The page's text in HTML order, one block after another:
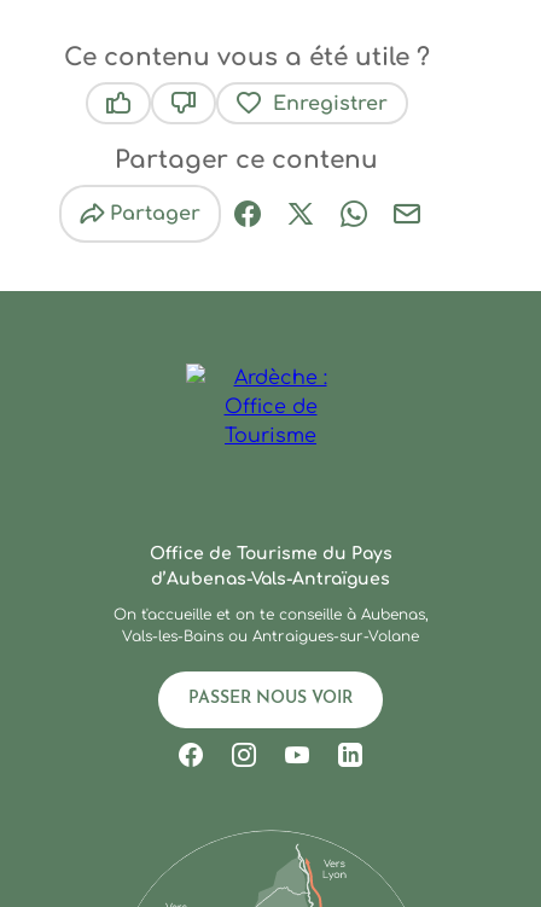
Ce contenu vous a été utile ?
Enregistrer
Partager ce contenu
Partager
Partager sur Facebook
Partager sur X / Twitter
Partager sur
Partager par
Office de Tourisme du Pays
d’Aubenas-Vals-Antraïgues
On t'accueille et on te conseille à Aubenas,
Vals-les-Bains ou Antraigues-sur-Volane
PASSER NOUS VOIR
Suivez-nous sur Facebook
Suivez-nous sur Instagram
Suivez-nous sur
Suivez-nous sur